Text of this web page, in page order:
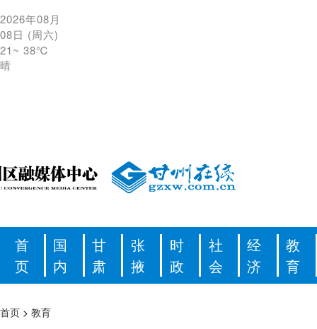
2026年08月
08日 (周六)
21~ 38℃
晴
首
页
国
内
甘
肃
张
掖
时
政
社
会
经
济
教
育
首页 > 教育